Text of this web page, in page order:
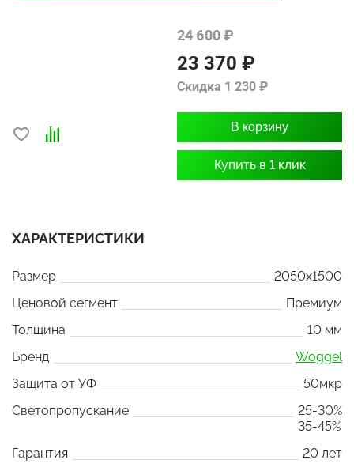
24 600 ₽
23 370 ₽
Скидка 1 230 ₽
В корзину
Купить в 1 клик
ХАРАКТЕРИСТИКИ
Размер
2050x1500
Ценовой сегмент
Премиум
Толщина
10 мм
Бренд
Woggel
Защита от УФ
50мкр
Светопропускание
25-30%
35-45%
Гарантия
20 лет